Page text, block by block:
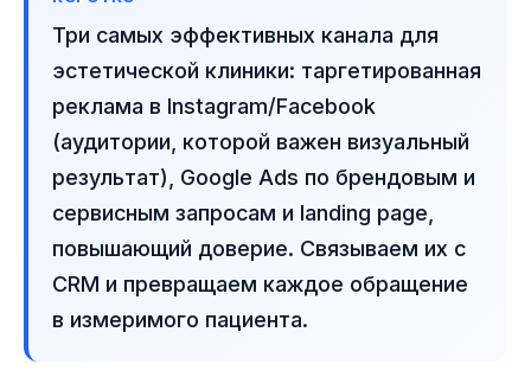
Три самых эффективных канала для
эстетической клиники: таргетированная
реклама в Instagram/Facebook
(аудитории, которой важен визуальный
результат), Google Ads по брендовым и
сервисным запросам и landing page,
повышающий доверие. Связываем их с
CRM и превращаем каждое обращение
в измеримого пациента.